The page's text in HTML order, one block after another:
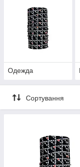
Oдежда
Сортування